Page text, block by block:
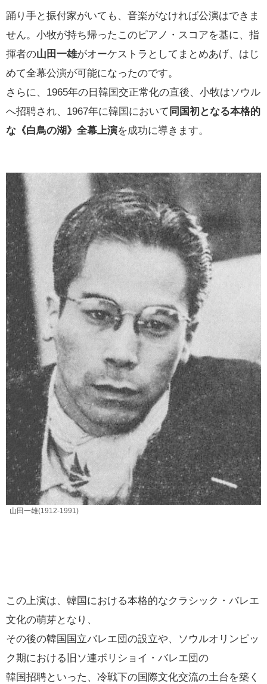
踊り手と振付家がいても、音楽がなければ公演はできま
せん。小牧が持ち帰ったこのピアノ・スコアを基に、指
揮者の山田一雄がオーケストラとしてまとめあげ、はじ
めて全幕公演が可能になったのです。
さらに、1965年の日韓国交正常化の直後、小牧はソウル
へ招聘され、1967年に韓国において 同国初となる本格的
な《白鳥の湖》全幕上演を成功に導きます。
山田一雄(1912-1991)
この上演は、韓国における本格的なクラシック・バレエ
文化の萌芽となり、
その後の韓国国立バレエ団の設立や、ソウルオリンピッ
ク期における旧ソ連ボリショイ・バレエ団の
韓国招聘といった、冷戦下の国際文化交流の土台を築く